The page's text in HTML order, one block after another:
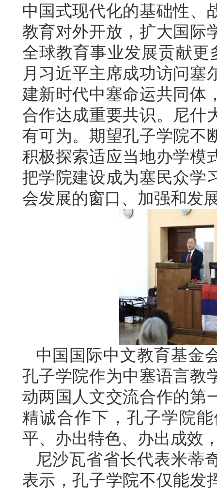
中国式现代化的基础性、
教育对外开放，扩大国际
全球教育事业发展贡献
月习近平主席成功访问塞
建新时代中塞命运共同体
合作达成重要共识。尼什
有可为。期望孔子学院不
积极探索适应当地办学模
把学院建设成为塞民众学
会发展的窗口、加强和发
中国国际中文教育基金
孔子学院作为中塞语言教
动两国人文交流合作的第
精诚合作下，孔子学院
平、办出特色、办出成效
尼沙瓦省省长代表米蒂
表示，孔子学院不仅能发